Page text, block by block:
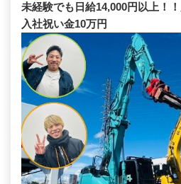
未経験でも日給14,000円以上！
入社祝い金10万円